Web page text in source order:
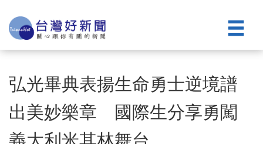
弘光畢典表揚生命勇士逆境譜
出美妙樂章 國際生分享勇闖